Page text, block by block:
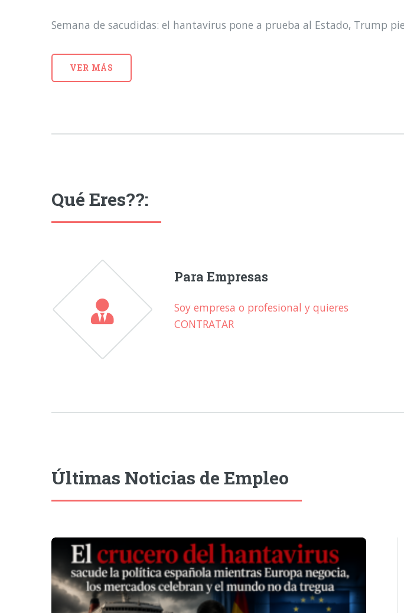
Semana de sacudidas: el hantavirus pone a prueba al Estado, Trump
VER MÁS
Qué Eres??:
Para Empresas
Soy empresa o profesional y quieres
CONTRATAR
Últimas Noticias de Empleo